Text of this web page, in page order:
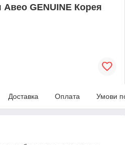
Авео GENUINE Корея
Доставка Оплата Умови